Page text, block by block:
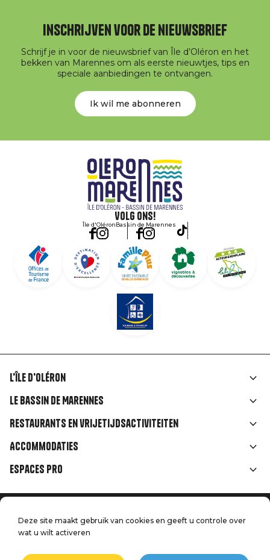
Inschrijven voor de nieuwsbrief
Schrijf je in voor de nieuwsbrief van Île d’Oléron en het
bekken van Marennes om als eerste nieuwtjes, tips en
speciale aanbiedingen te ontvangen.
Ik wil me abonneren
Volg ons!
Île d'OléronBassin de Marennes
Liens
rubriques
L'île d'Oléron
Le Bassin de Marennes
Restaurants en vrijetijdsactiviteiten
Accommodaties
Espaces Pro
Menu
Juridische informatie
Druk op
Neem contact met ons op
Deze site maakt gebruik van cookies en geeft u controle over
wat u wilt activeren